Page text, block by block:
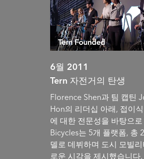
6월 2011
Tern 자전거의 탄생
Florence Shen과 팀 캡틴
Hon의 리더십 아래, 접이
에 대한 전문성을 바탕으로
Bicycles는 5개 플랫폼, 총
델로 데뷔하며 도시 모빌리
로운 시각을 제시했습니다.